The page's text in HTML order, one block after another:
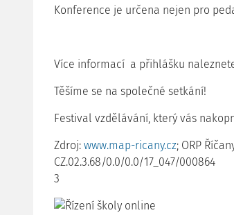
Konference je určena nejen pro
Více informací a přihlášku
Těšíme se na společné setkání!
Festival vzdělávání, který vás
Zdroj: www.map-ricany.cz; ORP
CZ.02.3.68/0.0/0.0/17_047/000864
3